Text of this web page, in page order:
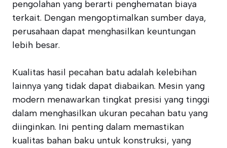
pengolahan yang berarti penghematan biaya
terkait. Dengan mengoptimalkan sumber daya,
perusahaan dapat menghasilkan keuntungan
lebih besar.
Kualitas hasil pecahan batu adalah kelebihan
lainnya yang tidak dapat diabaikan. Mesin yang
modern menawarkan tingkat presisi yang tinggi
dalam menghasilkan ukuran pecahan batu yang
diinginkan. Ini penting dalam memastikan
kualitas bahan baku untuk konstruksi, yang